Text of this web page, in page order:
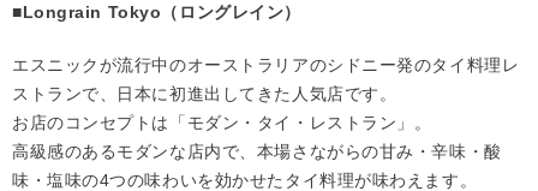
■Longrain Tokyo（ロングレイン）
エスニックが流行中のオーストラリアのシドニー発のタイ料理レ
ストランで、日本に初進出してきた人気店です。
お店のコンセプトは「モダン・タイ・レストラン」。
高級感のあるモダンな店内で、本場さながらの甘み・辛味・酸
味・塩味の4つの味わいを効かせたタイ料理が味わえます。